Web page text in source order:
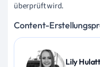
überprüft wird.
Content-
Lily Hulatt